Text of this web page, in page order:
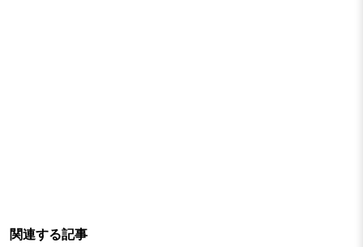
関連する記事